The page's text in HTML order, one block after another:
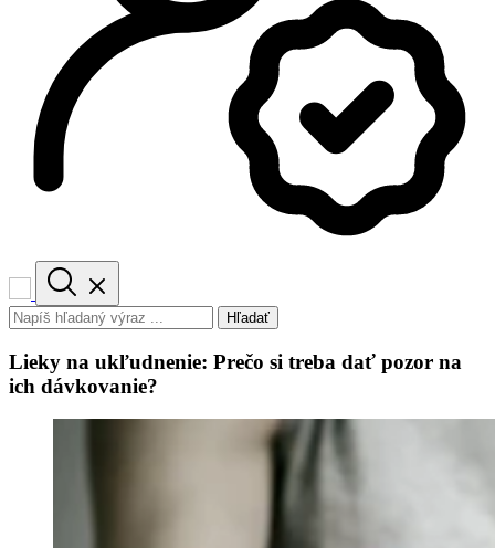
Hľadať
Lieky na ukľudnenie: Prečo si treba dať pozor na
ich dávkovanie?